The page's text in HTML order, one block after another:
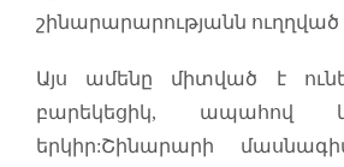
շինարարարությանն ուղղված
Այս ամենը միտված է
բարեկեցիկ, ապահով
երկիր:Շինարարի